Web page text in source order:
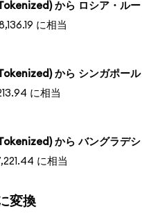
から ロシア・ルー
に相当
から シンガポール
に相当
から バングラデシ
に相当
変換